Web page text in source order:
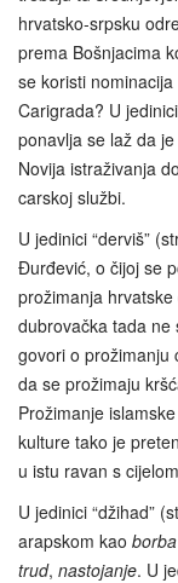
hrvatsko‑srpsku
prema Bošnjacima
se koristi
Carigrada? U
ponavlja se laž da
Novija istraživanja
carskoj službi.
U jedinici “derviš”
Đurđević, o čijoj se
prožimanja
dubrovačka tada
govori o prožimanju
da se prožimaju
Prožimanje
kulture tako je
u istu ravan s
U jedinici “džihad”
arapskom kao borba
trud, nastojanje. U